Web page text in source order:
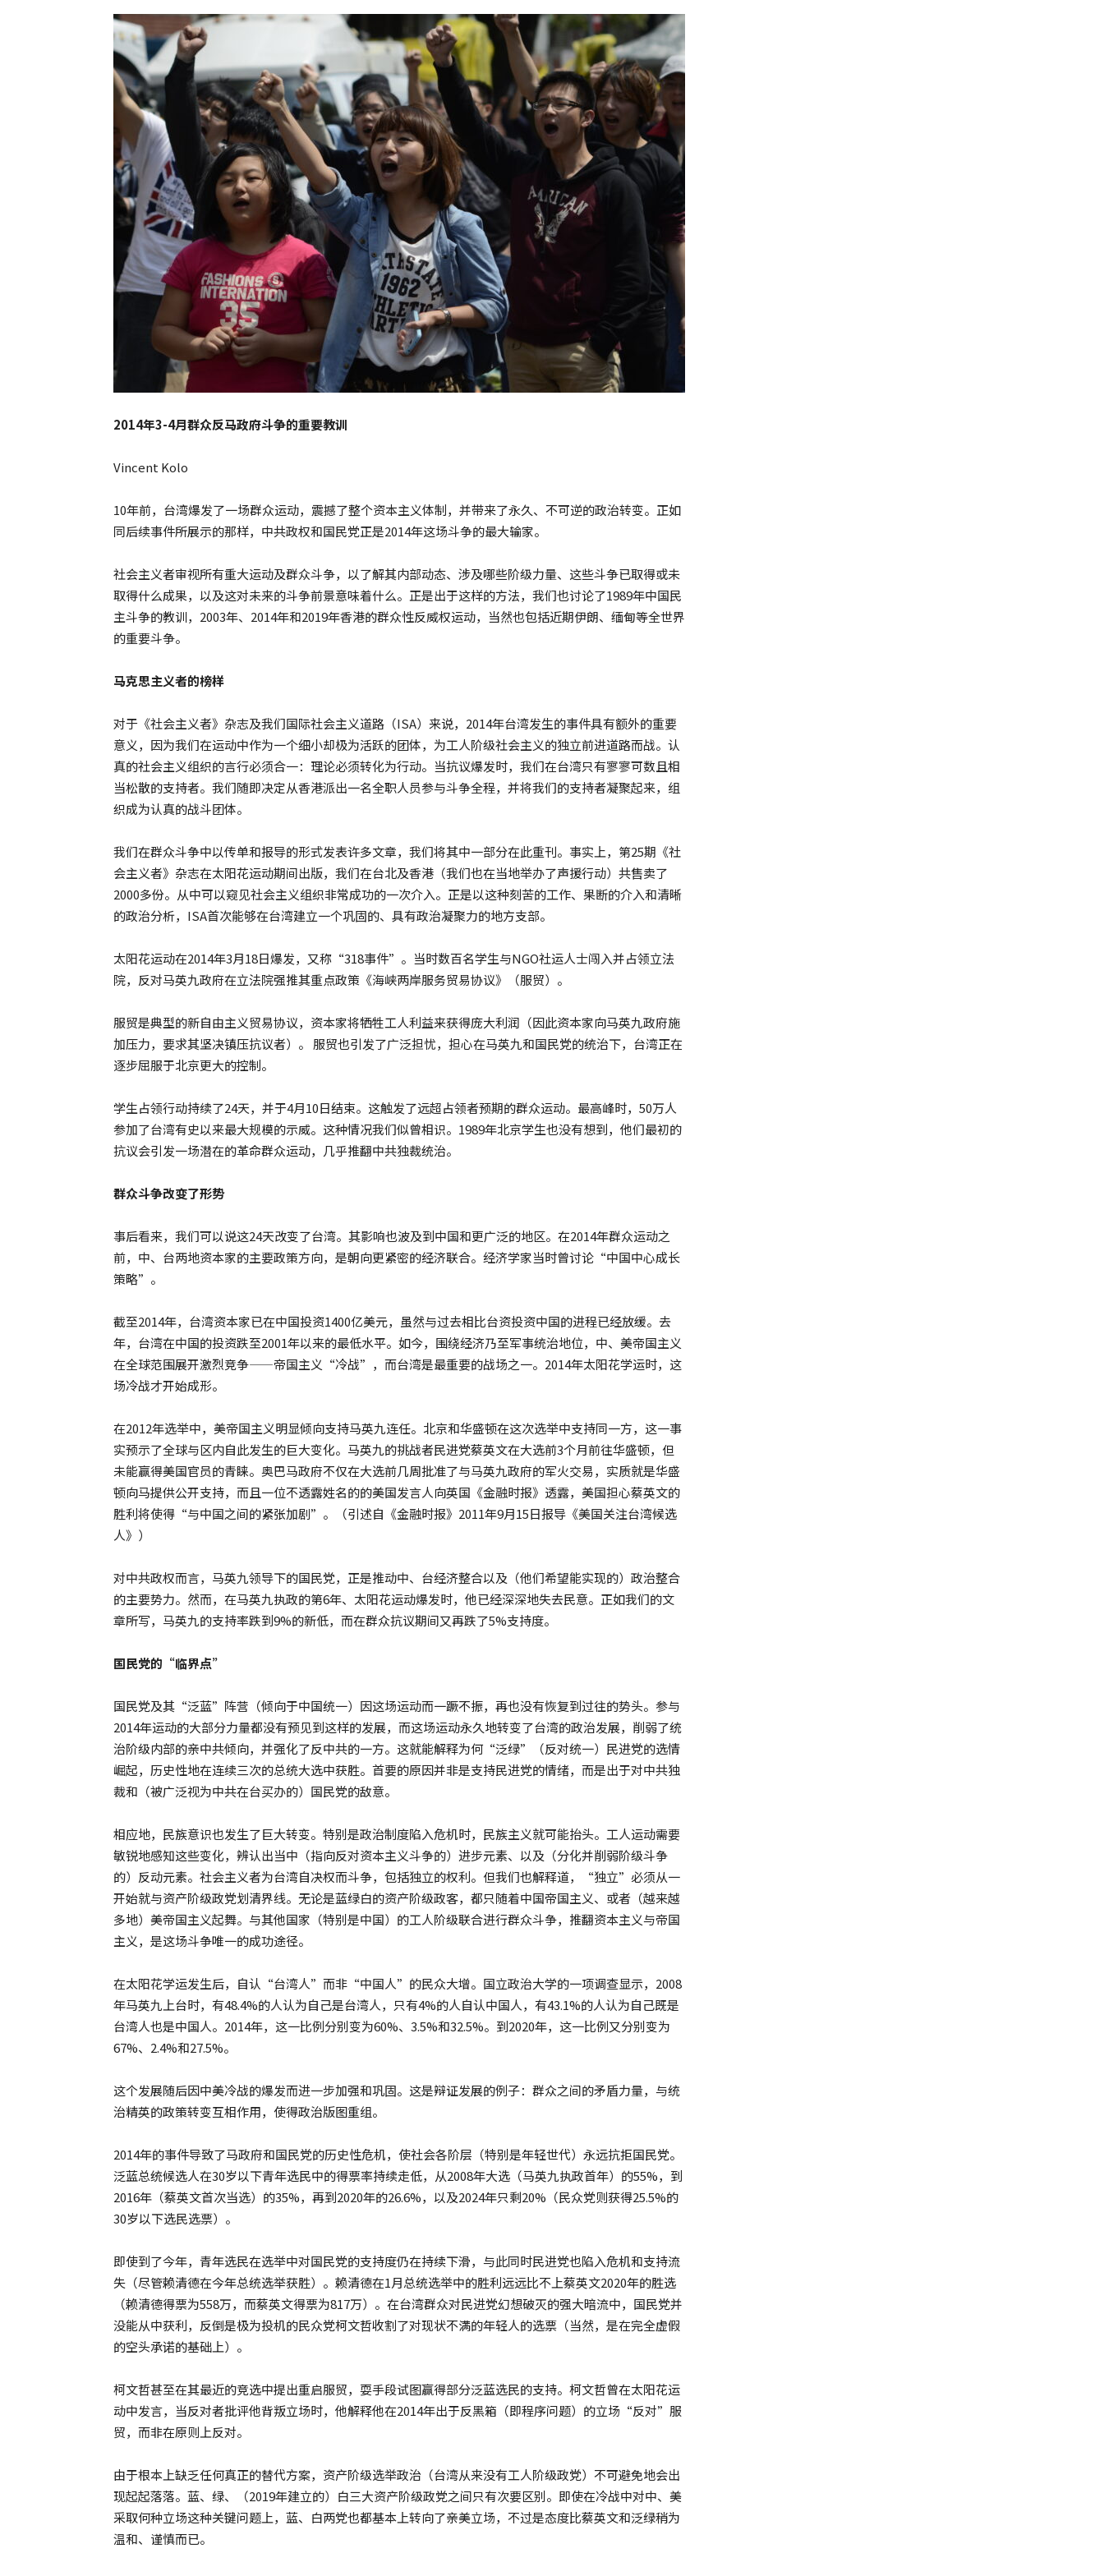
2014年3-4月群众反马政府斗争的重要教训
Vincent Kolo
10年前，台湾爆发了一场群众运动，震撼了整个资本主义体制，并带来了永久、不可逆的政治转变。正如
同后续事件所展示的那样，中共政权和国民党正是2014年这场斗争的最大输家。
社会主义者审视所有重大运动及群众斗争，以了解其内部动态、涉及哪些阶级力量、这些斗争已取得或未
取得什么成果，以及这对未来的斗争前景意味着什么。正是出于这样的方法，我们也讨论了1989年中国民
主斗争的教训，2003年、2014年和2019年香港的群众性反威权运动，当然也包括近期伊朗、缅甸等全世界
的重要斗争。
马克思主义者的榜样
对于《社会主义者》杂志及我们国际社会主义道路（ISA）来说，2014年台湾发生的事件具有额外的重要
意义，因为我们在运动中作为一个细小却极为活跃的团体，为工人阶级社会主义的独立前进道路而战。认
真的社会主义组织的言行必须合一：理论必须转化为行动。当抗议爆发时，我们在台湾只有寥寥可数且相
当松散的支持者。我们随即决定从香港派出一名全职人员参与斗争全程，并将我们的支持者凝聚起来，组
织成为认真的战斗团体。
我们在群众斗争中以传单和报导的形式发表许多文章，我们将其中一部分在此重刊。事实上，第25期《社
会主义者》杂志在太阳花运动期间出版，我们在台北及香港（我们也在当地举办了声援行动）共售卖了
2000多份。从中可以窥见社会主义组织非常成功的一次介入。正是以这种刻苦的工作、果断的介入和清晰
的政治分析，ISA首次能够在台湾建立一个巩固的、具有政治凝聚力的地方支部。
太阳花运动在2014年3月18日爆发，又称“318事件”。当时数百名学生与NGO社运人士闯入并占领立法
院，反对马英九政府在立法院强推其重点政策《海峡两岸服务贸易协议》（服贸）。
服贸是典型的新自由主义贸易协议，资本家将牺牲工人利益来获得庞大利润（因此资本家向马英九政府施
加压力，要求其坚决镇压抗议者）。 服贸也引发了广泛担忧，担心在马英九和国民党的统治下，台湾正在
逐步屈服于北京更大的控制。
学生占领行动持续了24天，并于4月10日结束。这触发了远超占领者预期的群众运动。最高峰时，50万人
参加了台湾有史以来最大规模的示威。这种情况我们似曾相识。1989年北京学生也没有想到，他们最初的
抗议会引发一场潜在的革命群众运动，几乎推翻中共独裁统治。
群众斗争改变了形势
事后看来，我们可以说这24天改变了台湾。其影响也波及到中国和更广泛的地区。在2014年群众运动之
前，中、台两地资本家的主要政策方向，是朝向更紧密的经济联合。经济学家当时曾讨论“中国中心成长
策略”。
截至2014年，台湾资本家已在中国投资1400亿美元，虽然与过去相比台资投资中国的进程已经放缓。去
年，台湾在中国的投资跌至2001年以来的最低水平。如今，围绕经济乃至军事统治地位，中、美帝国主义
在全球范围展开激烈竞争——帝国主义“冷战”，而台湾是最重要的战场之一。2014年太阳花学运时，这
场冷战才开始成形。
在2012年选举中，美帝国主义明显倾向支持马英九连任。北京和华盛顿在这次选举中支持同一方，这一事
实预示了全球与区内自此发生的巨大变化。马英九的挑战者民进党蔡英文在大选前3个月前往华盛顿，但
未能赢得美国官员的青睐。奥巴马政府不仅在大选前几周批准了与马英九政府的军火交易，实质就是华盛
顿向马提供公开支持，而且一位不透露姓名的的美国发言人向英国《金融时报》透露，美国担心蔡英文的
胜利将使得“与中国之间的紧张加剧”。（引述自《金融时报》2011年9月15日报导《美国关注台湾候选
人》）
对中共政权而言，马英九领导下的国民党，正是推动中、台经济整合以及（他们希望能实现的）政治整合
的主要势力。然而，在马英九执政的第6年、太阳花运动爆发时，他已经深深地失去民意。正如我们的文
章所写，马英九的支持率跌到9%的新低，而在群众抗议期间又再跌了5%支持度。
国民党的“临界点”
国民党及其“泛蓝”阵营（倾向于中国统一）因这场运动而一蹶不振，再也没有恢复到过往的势头。参与
2014年运动的大部分力量都没有预见到这样的发展，而这场运动永久地转变了台湾的政治发展，削弱了统
治阶级内部的亲中共倾向，并强化了反中共的一方。这就能解释为何“泛绿”（反对统一）民进党的选情
崛起，历史性地在连续三次的总统大选中获胜。首要的原因并非是支持民进党的情绪，而是出于对中共独
裁和（被广泛视为中共在台买办的）国民党的敌意。
相应地，民族意识也发生了巨大转变。特别是政治制度陷入危机时，民族主义就可能抬头。工人运动需要
敏锐地感知这些变化，辨认出当中（指向反对资本主义斗争的）进步元素、以及（分化并削弱阶级斗争
的）反动元素。社会主义者为台湾自决权而斗争，包括独立的权利。但我们也解释道，“独立”必须从一
开始就与资产阶级政党划清界线。无论是蓝绿白的资产阶级政客，都只随着中国帝国主义、或者（越来越
多地）美帝国主义起舞。与其他国家（特别是中国）的工人阶级联合进行群众斗争，推翻资本主义与帝国
主义，是这场斗争唯一的成功途径。
在太阳花学运发生后，自认“台湾人”而非“中国人”的民众大增。国立政治大学的一项调查显示，2008
年马英九上台时，有48.4%的人认为自己是台湾人，只有4%的人自认中国人，有43.1%的人认为自己既是
台湾人也是中国人。2014年，这一比例分别变为60%、3.5%和32.5%。到2020年，这一比例又分别变为
67%、2.4%和27.5%。
这个发展随后因中美冷战的爆发而进一步加强和巩固。这是辩证发展的例子：群众之间的矛盾力量，与统
治精英的政策转变互相作用，使得政治版图重组。
2014年的事件导致了马政府和国民党的历史性危机，使社会各阶层（特别是年轻世代）永远抗拒国民党。
泛蓝总统候选人在30岁以下青年选民中的得票率持续走低，从2008年大选（马英九执政首年）的55%，到
2016年（蔡英文首次当选）的35%，再到2020年的26.6%，以及2024年只剩20%（民众党则获得25.5%的
30岁以下选民选票）。
即使到了今年，青年选民在选举中对国民党的支持度仍在持续下滑，与此同时民进党也陷入危机和支持流
失（尽管赖清德在今年总统选举获胜）。赖清德在1月总统选举中的胜利远远比不上蔡英文2020年的胜选
（赖清德得票为558万，而蔡英文得票为817万）。在台湾群众对民进党幻想破灭的强大暗流中，国民党并
没能从中获利，反倒是极为投机的民众党柯文哲收割了对现状不满的年轻人的选票（当然，是在完全虚假
的空头承诺的基础上）。
柯文哲甚至在其最近的竞选中提出重启服贸，耍手段试图赢得部分泛蓝选民的支持。柯文哲曾在太阳花运
动中发言，当反对者批评他背叛立场时，他解释他在2014年出于反黑箱（即程序问题）的立场“反对”服
贸，而非在原则上反对。
由于根本上缺乏任何真正的替代方案，资产阶级选举政治（台湾从来没有工人阶级政党）不可避免地会出
现起起落落。蓝、绿、（2019年建立的）白三大资产阶级政党之间只有次要区别。即使在冷战中对中、美
采取何种立场这种关键问题上，蓝、白两党也都基本上转向了亲美立场，不过是态度比蔡英文和泛绿稍为
温和、谨慎而已。